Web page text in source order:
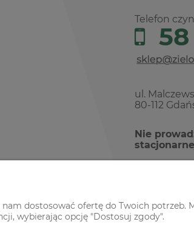
Telefon
ul.
80-112
Nie
dostosować ofertę do Twoich potrzeb.
wybierając opcję "Dostosuj zgody".